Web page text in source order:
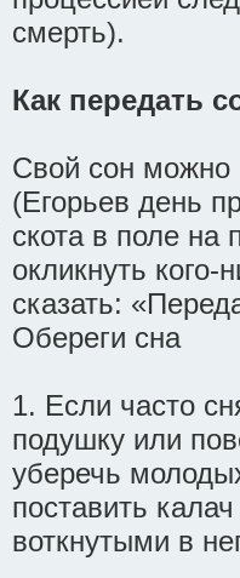
смерть).
Как передать
Свой сон можно
(Егорьев день
скота в поле на
окликнуть кого-
сказать:
Обереги сна
1. Если часто
подушку или
уберечь
поставить
воткнутыми в